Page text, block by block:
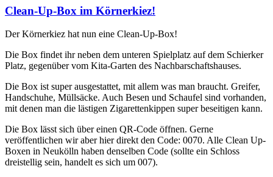
Clean-Up-Box im Körnerkiez!
Der Körnerkiez hat nun eine Clean-Up-Box!
Die Box findet ihr neben dem unteren Spielplatz auf dem Schierker
Platz, gegenüber vom Kita-Garten des Nachbarschaftshauses.
Die Box ist super ausgestattet, mit allem was man braucht. Greifer,
Handschuhe, Müllsäcke. Auch Besen und Schaufel sind vorhanden,
mit denen man die lästigen Zigarettenkippen super beseitigen kann.
Die Box lässt sich über einen QR-Code öffnen. Gerne
veröffentlichen wir aber hier direkt den Code: 0070. Alle Clean Up-
Boxen in Neukölln haben denselben Code (sollte ein Schloss
dreistellig sein, handelt es sich um 007).